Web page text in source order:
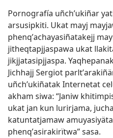
Pornografía uñchʼukiñar
arsusipkiti. Ukat mayj
phenqʼachayasiñatakejj
jitheqtapjjaspawa ukat
jikjjatasipjjaspa.
Jichhajj Sergiot
uñchʼukiñatak Internetat
akham siwa: “Janiw
ukat jan kun lurirjama,
katuntatjamaw
phenqʼasirakirïtwa” sasa.